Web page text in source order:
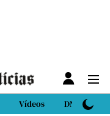
Vídeos DN Sport